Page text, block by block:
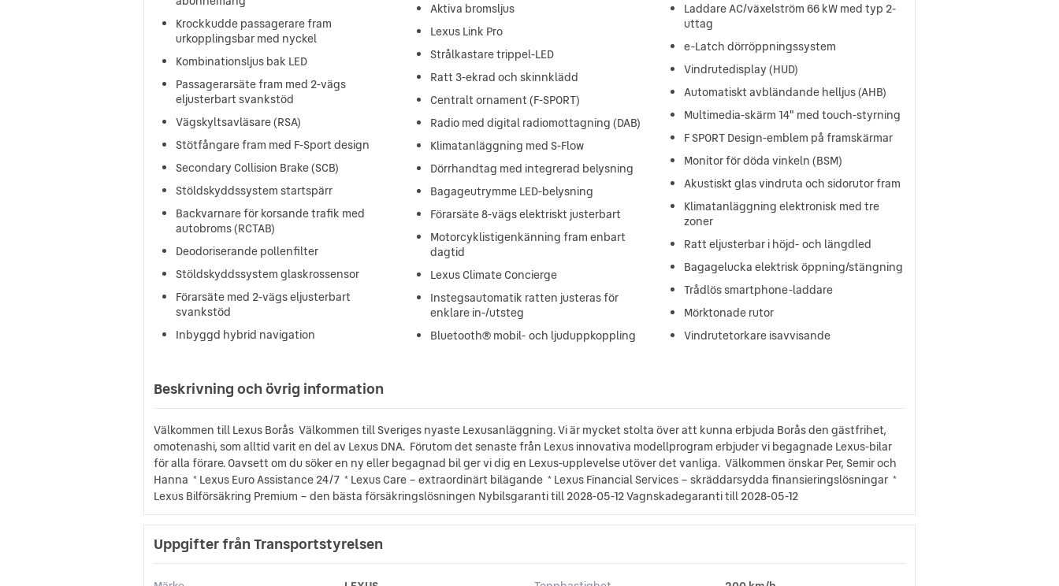
Krockkudde passagerare fram
urkopplingsbar med nyckel
Kombinationsljus bak LED
Passagerarsäte fram med 2-vägs
eljusterbart svankstöd
Vägskyltsavläsare (RSA)
Stötfångare fram med F-Sport design
Secondary Collision Brake (SCB)
Stöldskyddssystem startspärr
Backvarnare för korsande trafik med
autobroms (RCTAB)
Deodoriserande pollenfilter
Stöldskyddssystem glaskrossensor
Förarsäte med 2-vägs eljusterbart
svankstöd
Inbyggd hybrid navigation
Aktiva bromsljus
Lexus Link Pro
Strålkastare trippel-LED
Ratt 3-ekrad och skinnklädd
Centralt ornament (F-SPORT)
Radio med digital radiomottagning (DAB)
Klimatanläggning med S-Flow
Dörrhandtag med integrerad belysning
Bagageutrymme LED-belysning
Förarsäte 8-vägs elektriskt justerbart
Motorcyklistigenkänning fram enbart
dagtid
Lexus Climate Concierge
Instegsautomatik ratten justeras för
enklare in-/utsteg
Bluetooth® mobil- och ljuduppkoppling
Laddare AC/växelström 66 kW med typ 2-
uttag
e-Latch dörröppningssystem
Vindrutedisplay (HUD)
Automatiskt avbländande helljus (AHB)
Multimedia-skärm 14" med touch-styrning
F SPORT Design-emblem på framskärmar
Monitor för döda vinkeln (BSM)
Akustiskt glas vindruta och sidorutor fram
Klimatanläggning elektronisk med tre
zoner
Ratt eljusterbar i höjd- och längdled
Bagagelucka elektrisk öppning/stängning
Trådlös smartphone-laddare
Mörktonade rutor
Vindrutetorkare isavvisande
Beskrivning och övrig information
Välkommen till Lexus Borås Välkommen till Sveriges nyaste Lexusanläggning. Vi är mycket stolta över att kunna erbjuda Borås den gästfrihet,
omotenashi, som alltid varit en del av Lexus DNA. Förutom det senaste från Lexus innovativa modellprogram erbjuder vi begagnade Lexus-bilar
för alla förare. Oavsett om du söker en ny eller begagnad bil ger vi dig en Lexus-upplevelse utöver det vanliga. Välkommen önskar Per, Semir och
Hanna * Lexus Euro Assistance 24/7 * Lexus Care – extraordinärt bilägande * Lexus Financial Services – skräddarsydda finansieringslösningar *
Lexus Bilförsäkring Premium – den bästa försäkringslösningen Nybilsgaranti till 2028-05-12 Vagnskadegaranti till 2028-05-12
Uppgifter från Transportstyrelsen